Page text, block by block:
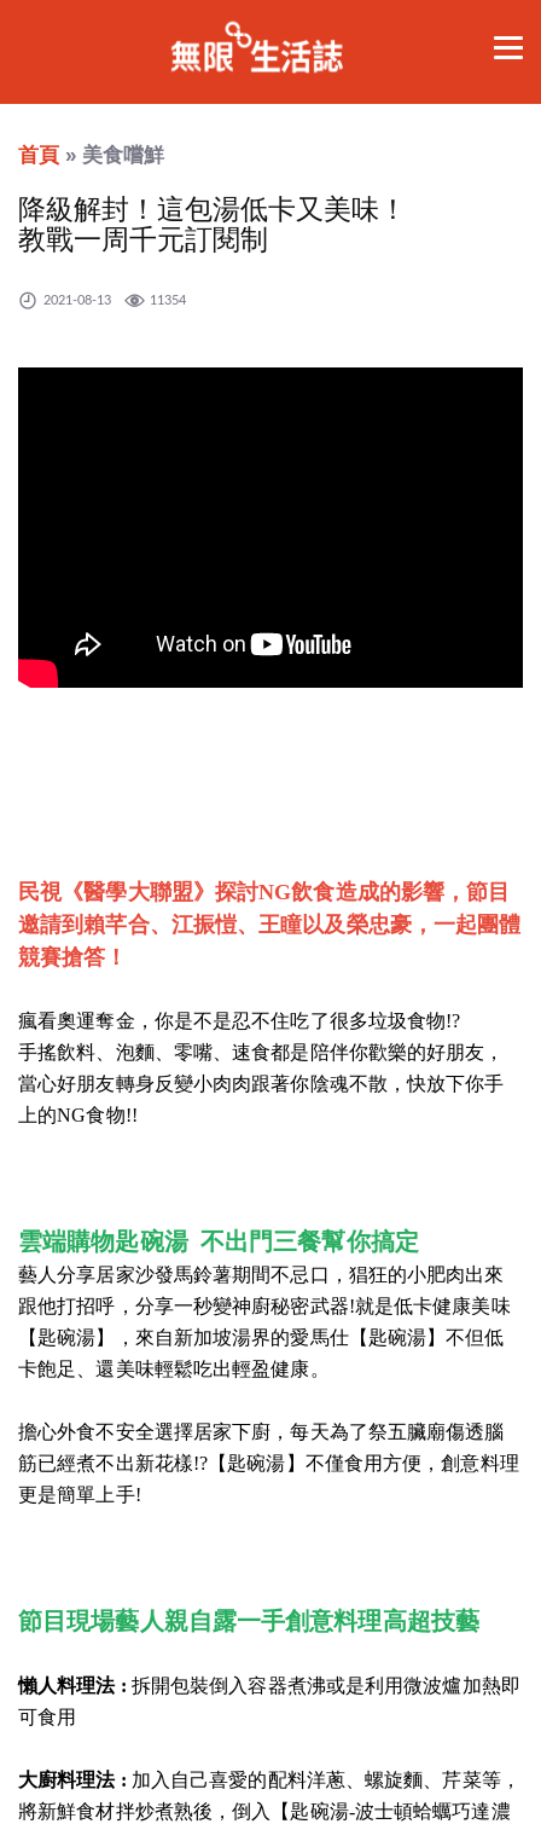
首頁 » 美食嚐鮮
降級解封！這包湯低卡又美味！
教戰一周千元訂閱制
2021-08-13 11354
民視《醫學大聯盟》探討NG飲食造成的影響，節目
邀請到賴芊合、江振愷、王瞳以及榮忠豪，一起團體
競賽搶答！
瘋看奧運奪金，你是不是忍不住吃了很多垃圾食物!?
手搖飲料、泡麵、零嘴、速食都是陪伴你歡樂的好朋友，
當心好朋友轉身反變小肉肉跟著你陰魂不散，快放下你手
上的NG食物!!
雲端購物匙碗湯 不出門三餐幫你搞定
藝人分享居家沙發馬鈴薯期間不忌口，猖狂的小肥肉出來
跟他打招呼，分享一秒變神廚秘密武器!就是低卡健康美味
【匙碗湯】，來自新加坡湯界的愛馬仕【匙碗湯】不但低
卡飽足、還美味輕鬆吃出輕盈健康。
擔心外食不安全選擇居家下廚，每天為了祭五臟廟傷透腦
筋已經煮不出新花樣!?【匙碗湯】不僅食用方便，創意料理
更是簡單上手!
節目現場藝人親自露一手創意料理高超技藝
懶人料理法 : 拆開包裝倒入容器煮沸或是利用微波爐加熱即
可食用
大廚料理法 : 加入自己喜愛的配料洋蔥、螺旋麵、芹菜等，
將新鮮食材拌炒煮熟後，倒入【匙碗湯-波士頓蛤蠣巧達濃